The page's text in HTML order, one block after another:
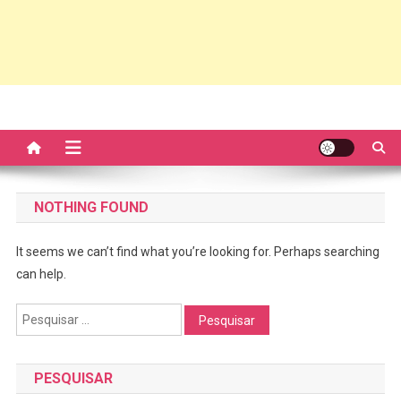
NOTHING FOUND
It seems we can’t find what you’re looking for. Perhaps searching
can help.
Pesquisar
por:
PESQUISAR